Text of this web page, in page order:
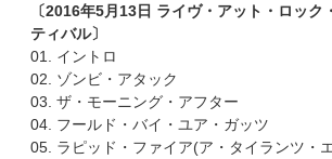
〔2016年5月13日 ライヴ・アット・ロック
ティバル〕
01. イントロ
02. ゾンビ・アタック
03. ザ・モーニング・アフター
04. フールド・バイ・ユア・ガッツ
05. ラピッド・ファイア(ア・タイランツ・